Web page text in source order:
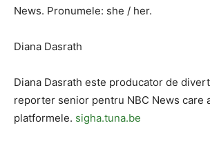
News. Pronumele: she / her.
Diana Dasrath
Diana Dasrath este producator de
reporter senior pentru NBC News care
platformele. sigha.tuna.be